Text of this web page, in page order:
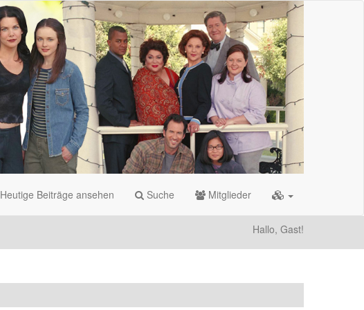
Heutige Beiträge ansehen Suche Mitglieder
Hallo, Gast!